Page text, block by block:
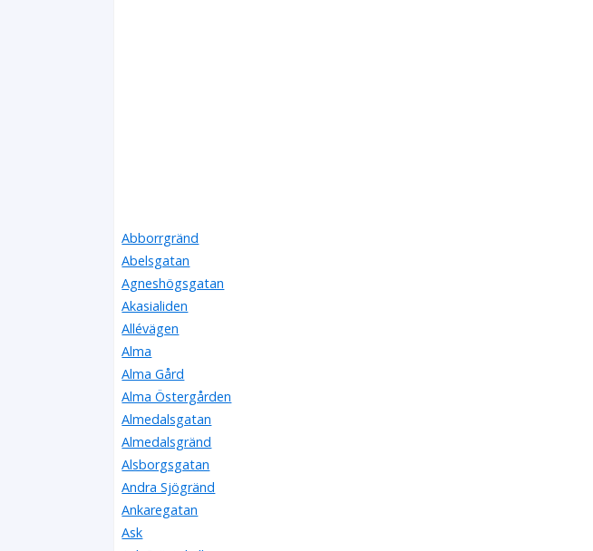
Abborrgränd
Abelsgatan
Agneshögsgatan
Akasialiden
Allévägen
Alma
Alma Gård
Alma Östergården
Almedalsgatan
Almedalsgränd
Alsborgsgatan
Andra Sjögränd
Ankaregatan
Ask